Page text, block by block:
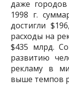
даже
1998 г.
достигли
расходы на
$435 млрд.
развитию
рекламу в
выше темпов